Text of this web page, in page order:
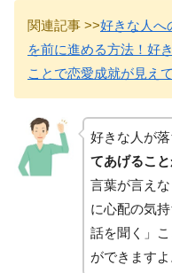
関連記事 >>好きな人へ
を前に進める方法！好
ことで恋愛成就が見え
好きな人が落
てあげるこ
言葉が言え
に心配の気
話を聞く」
ができますよ